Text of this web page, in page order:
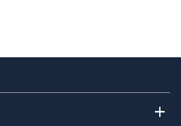
+